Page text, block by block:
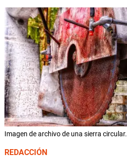
Imagen de archivo de una sierra circular.
REDACCIÓN